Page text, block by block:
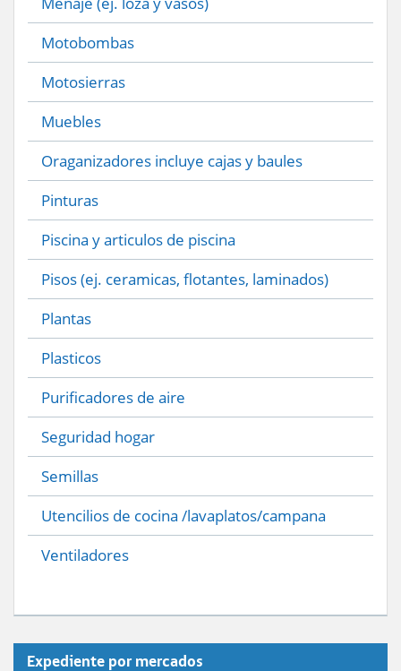
Motobombas
Motosierras
Muebles
Oraganizadores incluye cajas y baules
Pinturas
Piscina y articulos de piscina
Pisos (ej. ceramicas, flotantes, laminados)
Plantas
Plasticos
Purificadores de aire
Seguridad hogar
Semillas
Utencilios de cocina /lavaplatos/campana
Ventiladores
Expediente por mercados